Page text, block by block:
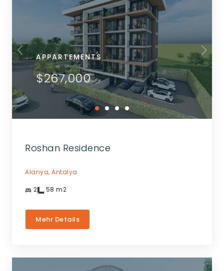
APPARTEMENTS
$267,000
Roshan Residence
Alanya, Antalya
2 58 m2
Mehr Details